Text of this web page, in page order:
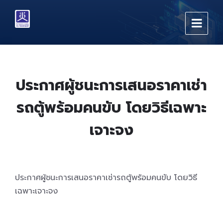
content
main
footer
ประกาศผู้ชนะการเสนอราคาเช่า
รถตู้พร้อมคนขับ โดยวิธีเฉพาะ
เจาะจง
ประกาศผู้ชนะการเสนอราคาเช่ารถตู้พร้อมคนขับ โดยวิธี
เฉพาะเจาะจง